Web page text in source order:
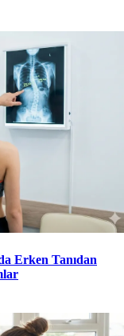
Erken Tanıdan